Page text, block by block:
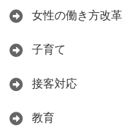
女性の働き方改革
子育て
接客対応
教育